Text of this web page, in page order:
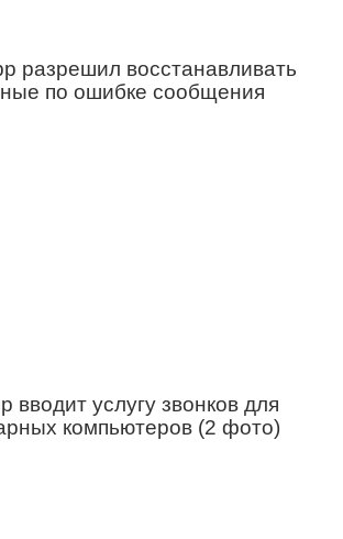
разрешил восстанавливать
по ошибке сообщения
вводит услугу звонков для
компьютеров (2 фото)